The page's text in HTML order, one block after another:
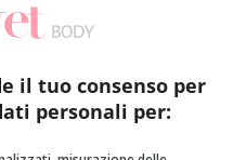
in cui si decide di
modelli con
la preoccupazione delle
essere
alle zone ZTL e il
in quanto tassa
il tuo consenso per
personali per: